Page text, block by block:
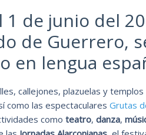
1 de junio del
de Guerrero,
en lengua
callejones, plazuelas y templos
como las espectaculares Grutas
como teatro, danza,